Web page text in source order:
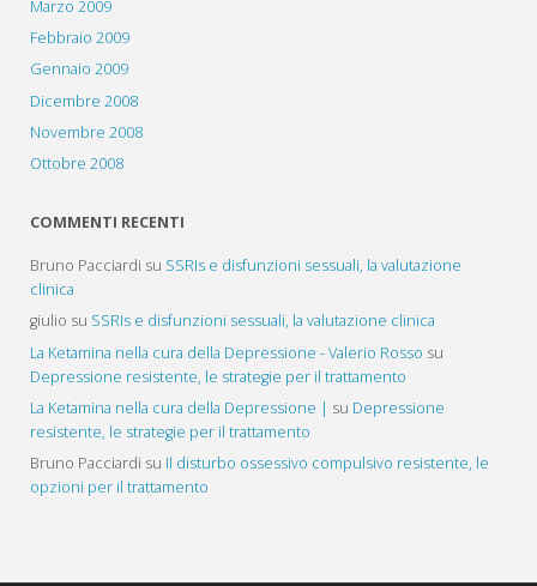
Marzo 2009
Febbraio 2009
Gennaio 2009
Dicembre 2008
Novembre 2008
Ottobre 2008
COMMENTI RECENTI
Bruno Pacciardi su SSRIs e disfunzioni sessuali, la valutazione
clinica
giulio su SSRIs e disfunzioni sessuali, la valutazione clinica
La Ketamina nella cura della Depressione - Valerio Rosso su
Depressione resistente, le strategie per il trattamento
La Ketamina nella cura della Depressione | su Depressione
resistente, le strategie per il trattamento
Bruno Pacciardi su Il disturbo ossessivo compulsivo resistente, le
opzioni per il trattamento